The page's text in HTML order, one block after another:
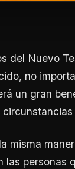
del Nuevo
no
un gran
misma
las personas